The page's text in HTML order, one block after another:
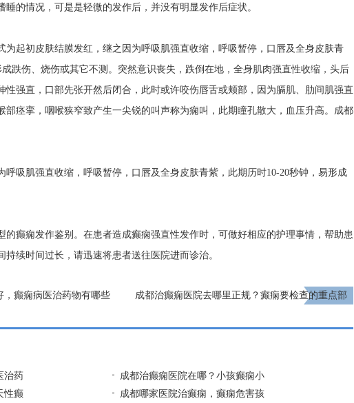
的情况，可是是轻微的发作后，并没有明显发作后症状。
为起初皮肤结膜发红，继之因为呼吸肌强直收缩，呼吸暂停，口唇及全身皮肤青
跌伤、烧伤或其它不测。突然意识丧失，跌倒在地，全身肌肉强直性收缩，头后
性强直，口部先张开然后闭合，此时或许咬伤唇舌或颊部，因为膈肌、肋间肌强直
痉挛，咽喉狭窄致产生一尖锐的叫声称为痫叫，此期瞳孔散大，血压升高。 成都
呼吸肌强直收缩，呼吸暂停，口唇及全身皮肤青紫，此期历时10-20秒钟，易形成
的癫痫发作鉴别。在患者造成癫痫强直性发作时，可做好相应的护理事情，帮助患
续时间过长，请迅速将患者送往医院进而诊治。
，癫痫病医治药物有哪些
​成都治癫痫医院去哪里正规？癫痫要检查的重点部
治药
成都治癫痫医院在哪？小孩癫痫小
性癫
成都哪家医院治癫痫，癫痫危害孩